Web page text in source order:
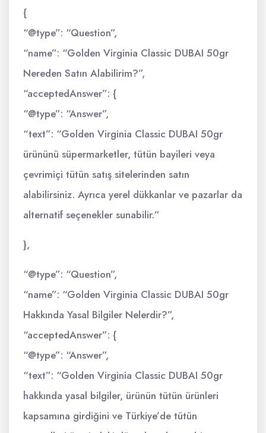
{
“@type”: “Question”,
“name”: “Golden Virginia Classic DUBAI 50gr
Nereden Satın Alabilirim?”,
“acceptedAnswer”: {
“@type”: “Answer”,
“text”: “Golden Virginia Classic DUBAI 50gr
ürününü süpermarketler, tütün bayileri veya
çevrimiçi tütün satış sitelerinden satın
alabilirsiniz. Ayrıca yerel dükkanlar ve pazarlar da
alternatif seçenekler sunabilir.”
},
“@type”: “Question”,
“name”: “Golden Virginia Classic DUBAI 50gr
Hakkında Yasal Bilgiler Nelerdir?”,
“acceptedAnswer”: {
“@type”: “Answer”,
“text”: “Golden Virginia Classic DUBAI 50gr
hakkında yasal bilgiler, ürünün tütün ürünleri
kapsamına girdiğini ve Türkiye’de tütün